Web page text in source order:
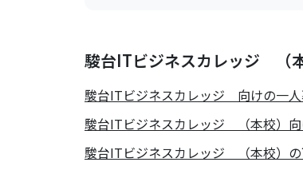
駿台ITビジネスカレッジ （
駿台ITビジネスカレッジ 向けの一
駿台ITビジネスカレッジ （本校）
駿台ITビジネスカレッジ （本校）